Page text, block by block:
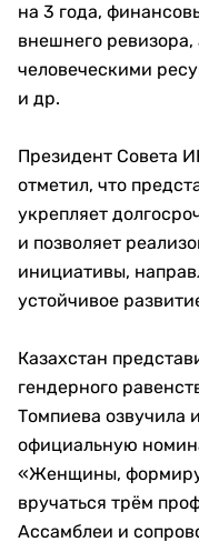
на 3 года,
внешнего
человеческими
и др.
Президент Совета
отметил, что
укрепляет
и позволяет
инициативы,
устойчивое
Казахстан
гендерного
Томпиева озвучила
официальную
«Женщины,
вручаться трём
Ассамблеи и